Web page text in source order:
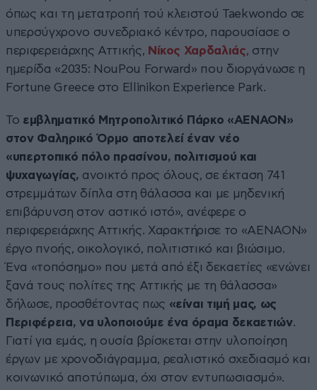
όπως και τη μετατροπή τού κλειστού Taekwondo σε
υπερσύγχρονο συνεδριακό κέντρο, παρουσίασε ο
περιφερειάρχης Αττικής, Νίκος Χαρδαλιάς, στην
ημερίδα «2035: NouPou Forward» που διοργάνωσε η
Fortune Greece στο Ellinikon Experience Park.
Το εμβληματικό Μητροπολιτικό Πάρκο «ΑΕΝΑΟΝ»
στον Φαληρικό Όρμο αποτελεί έναν νέο
«υπερτοπικό πόλο πρασίνου, πολιτισμού και
ψυχαγωγίας, ανοικτό προς όλους, σε έκταση 741
στρεμμάτων δίπλα στη θάλασσα και με μηδενική
επιβάρυνση στον αστικό ιστό», ανέφερε ο
περιφερειάρχης Αττικής. Χαρακτήρισε το «ΑΕΝΑΟΝ»
έργο πνοής, οικολογικό, πολιτιστικό και βιώσιμο.
Ένα «τοπόσημο» που μετά από έξι δεκαετίες «ενώνει
ξανά τους πολίτες της Αττικής με τη θάλασσα»
δήλωσε, προσθέτοντας πως «είναι τιμή μας, ως
Περιφέρεια, να υλοποιούμε ένα όραμα δεκαετιών.
Γιατί για εμάς, η ουσία βρίσκεται στην υλοποίηση
έργων με χρονοδιάγραμμα, ρεαλιστικό σχεδιασμό και
κοινωνικό αποτύπωμα, όχι στον εντυπωσιασμό».